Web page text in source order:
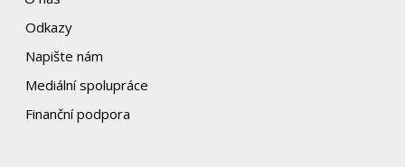
Odkazy
Napište nám
Mediální spolupráce
Finanční podpora